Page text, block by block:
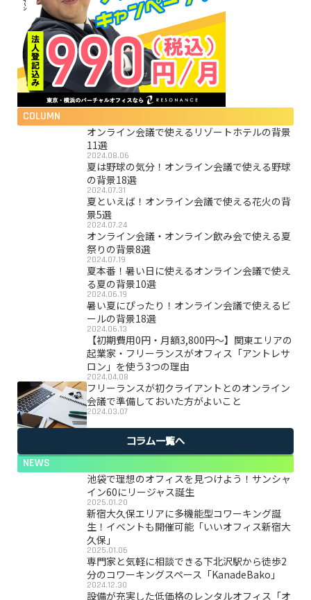
COLUMN
オンライン会議で使えるリゾートホテルの背景
11選
2024.08.06
夏は野球の気分！オンライン会議で使える野球
の背景18選
2024.07.31
夏といえば！オンライン会議で使える花火の背
景5選
2024.07.24
オンライン会議・オンライン飲み会で使える夏
祭りの背景8選
2024.07.19
夏本番！暑い日に使えるオンライン会議で使え
る夏の背景10選
2024.06.19
暑い夏にぴったり！オンライン会議で使えるビ
ールの背景18選
2024.06.13
【初期費用0円・月額3,800円〜】関東エリアの
起業家・フリーランスがオフィス「アントレサ
ロン」を使う3つの理由
2024.04.08
フリーランスが初クライアントとのオンライン
会議で準備しておいた方がよいこと
2024.03.07
コラム一覧へ
NEWS
池袋で理想のオフィスを見つけよう！サンシャ
イン60にリージャス誕生
2025.01.20
新宿大久保エリアに多機能型コワーキング誕
生！イベントも開催可能「いいオフィス新宿大
久保」
2025.01.06
専門家と気軽に相談できる下北沢駅から徒歩2
分のコワーキングスペース「KanadeBako」
2024.12.30
設備が充実した低価格のレンタルオフィス「オ